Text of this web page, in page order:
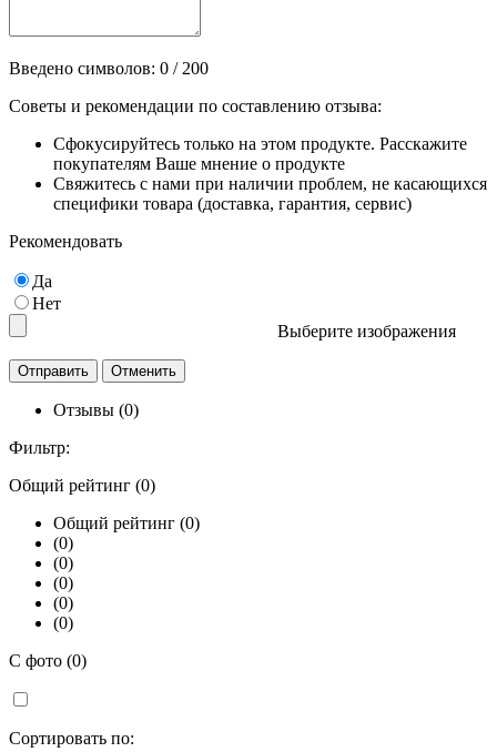
Введено символов: 0 / 200
Советы и рекомендации по составлению отзыва:
Сфокусируйтесь только на этом продукте. Расскажите
покупателям Ваше мнение о продукте
Свяжитесь с нами при наличии проблем, не касающихся
специфики товара (доставка, гарантия, сервис)
Рекомендовать
Да
Нет
Выберите изображения
Отзывы (0)
Фильтр:
Общий рейтинг (0)
Общий рейтинг (0)
(0)
(0)
(0)
(0)
(0)
С фото (0)
Сортировать по: